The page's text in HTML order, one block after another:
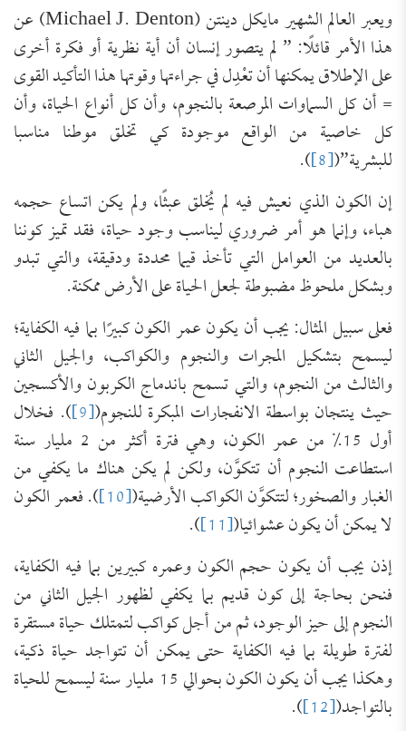
ويعبر العالم الشهير مايكل دينتن (Michael J. Denton) عن
هذا الأمر قائلًا: ” لم يتصور إنسان أن أية نظرية أو فكرة أخرى
على الإطلاق يمكنها أن تعْدِل في جراءتها وقوتها هذا التأكيد القوى
= أن كل السماوات المرصعة بالنجوم، وأن كل أنواع الحياة، وأن
كل خاصية من الواقع موجودة كي تخلق موطنا مناسبا
للبشرية”([8]
).
إن الكون الذي نعيش فيه لم يُخلق عبثًا، ولم يكن اتساع حجمه
هباء، وإنما هو أمر ضروري ليناسب وجود حياة، فقد تميز كوننا
بالعديد من العوامل التي تأخذ قيما محددة ودقيقة، والتي تبدو
وبشكل ملحوظ مضبوطة لجعل الحياة على الأرض ممكنة.
فعلى سبيل المثال: يجب أن يكون عمر الكون كبيرًا بما فيه الكفاية؛
ليسمح بتشكيل المجرات والنجوم والكواكب، والجيل الثاني
والثالث من النجوم، والتي تسمح باندماج الكربون والأكسجين
حيث ينتجان بواسطة الانفجارات المبكرة للنجوم([9] ). فخلال
أول 15٪ من عمر الكون، وهي فترة أكثر من 2 مليار سنة
استطاعت النجوم أن تتكوَّن، ولكن لم يكن هناك ما يكفي من
الغبار والصخور؛ لتتكوَّن الكواكب الأرضية([10] ). فعمر الكون
لا يمكن أن يكون عشوائيا([11]
).
إذن يجب أن يكون حجم الكون وعمره كبيرين بما فيه الكفاية،
فنحن بحاجة إلى كون قديم بما يكفي لظهور الجيل الثاني من
النجوم إلى حيز الوجود، ثم من أجل كواكب لتمتلك حياة مستقرة
لفترة طويلة بما فيه الكفاية حتى يمكن أن تتواجد حياة ذكية،
وهكذا يجب أن يكون الكون بحوالي 15 مليار سنة ليسمح للحياة
بالتواجد([12]
).